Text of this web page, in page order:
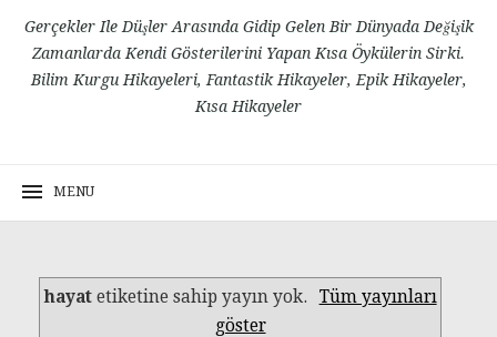
Gerçekler Ile Düşler Arasında Gidip Gelen Bir Dünyada Değişik
Zamanlarda Kendi Gösterilerini Yapan Kısa Öykülerin Sirki.
Bilim Kurgu Hikayeleri, Fantastik Hikayeler, Epik Hikayeler,
Kısa Hikayeler
hayat etiketine sahip yayın yok.
Tüm yayınları
göster